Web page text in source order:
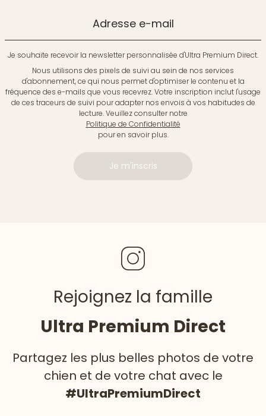
Adresse e-mail
Je souhaite recevoir la newsletter personnalisée d'Ultra Premium Direct.
Nous utilisons des pixels de suivi au sein de nos services
d'abonnement, ce qui nous permet d'optimiser le contenu et la
fréquence des e-mails que vous recevrez. Votre inscription inclut l'usage
de ces traceurs de suivi pour adapter nos envois à vos habitudes de
lecture. Veuillez consulter notre
Politique de Confidentialité
pour en savoir plus.
Je m'inscris
Rejoignez la famille
Ultra Premium Direct
Partagez les plus belles photos de votre
chien et de votre chat avec le
#UltraPremiumDirect